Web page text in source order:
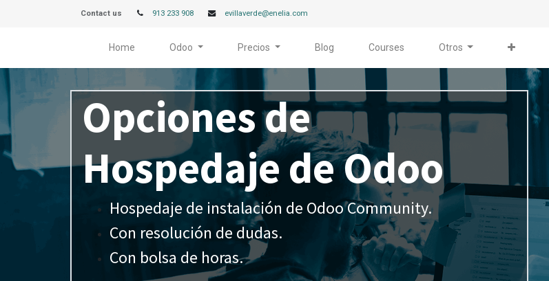
Contact us 913 233 908 evillaverde@enelia.com
Home Odoo Precios Blog Courses Otros
Opciones de
Hospedaje de Odoo
Hospedaje de instalación de Odoo Community.
Con resolución de dudas.
Con bolsa de horas.